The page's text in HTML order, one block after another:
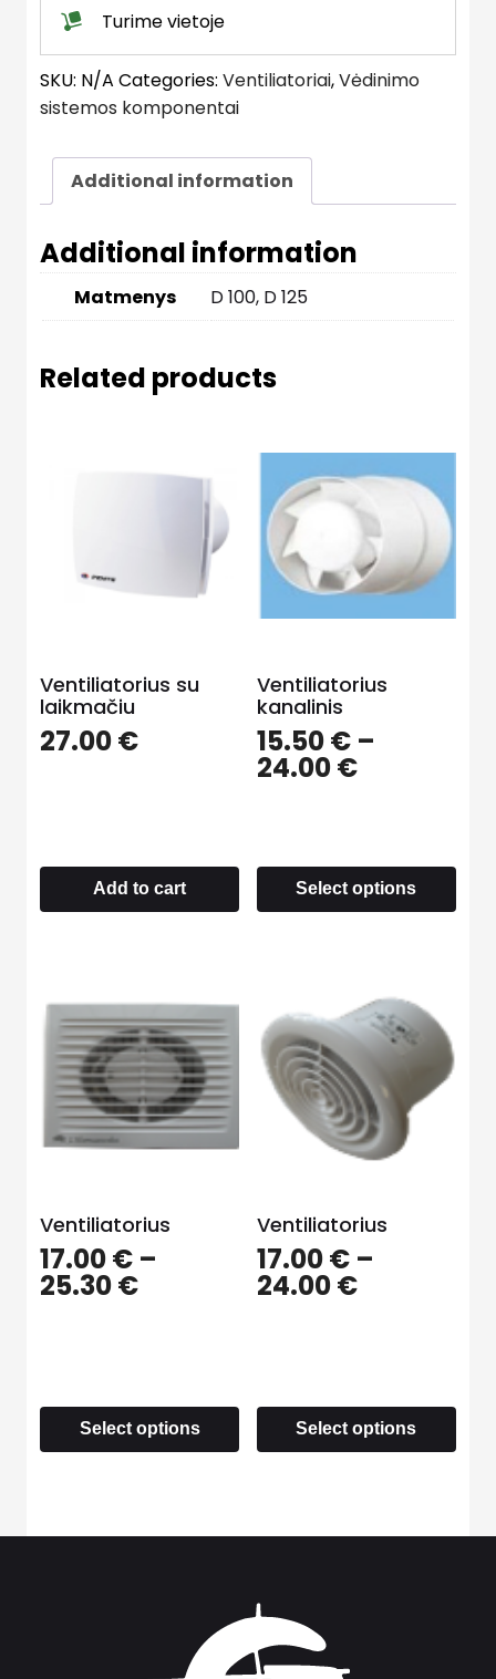
jutikliuTurime vietoje
SKU: N/A Categories: Ventiliatoriai,Vėdinimo
sistemos komponentai
Additional information
Additional information
Matmenys D 100, D 125
Related products
Ventiliatorius su
laikmačiu
27.00€
Add to cart
Ventiliatorius
kanalinis
15.50€–
24.00€
Select options
Ventiliatorius
17.00€ –
25.30€
Select options
Ventiliatorius
17.00€–
24.00€
Select options